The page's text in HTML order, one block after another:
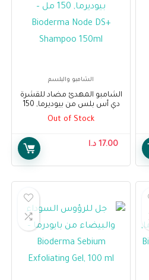
الشامبو والبلسم
الشامبو المهدئ مضاد للقشرة
دي أس بلس من بيوديرما, 150
مل – Bioderma Node DS+
Out of Stock
17.00 د.ا